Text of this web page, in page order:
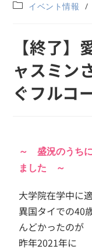
イベント情報 /
【終了
ャスミン
ぐフルコ
～ 盛況のうち
ました ～
大学院在学中に
異国タイでの40
んどかったのが
昨年2021年に